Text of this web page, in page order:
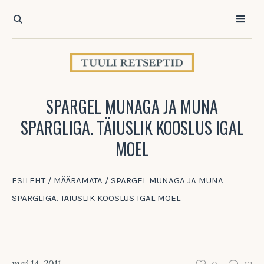
SPARGEL MUNAGA JA MUNA
SPARGLIGA. TÄIUSLIK KOOSLUS IGAL
MOEL
ESILEHT / MÄÄRAMATA / SPARGEL MUNAGA JA MUNA
SPARGLIGA. TÄIUSLIK KOOSLUS IGAL MOEL